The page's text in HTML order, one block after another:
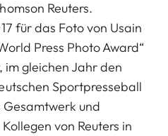
Reuters.
für das Foto von Usain
Press Photo Award“
gleichen Jahr den
Sportpresseball
und
von Reuters in